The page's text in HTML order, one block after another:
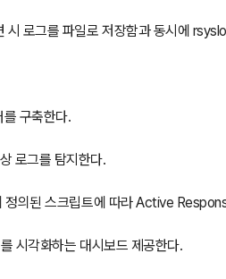
로그를 파일로 저장함과 동시에
구축한다.
로그를 탐지한다.
의된 스크립트에 따라 Active
시각화하는 대시보드 제공한다.